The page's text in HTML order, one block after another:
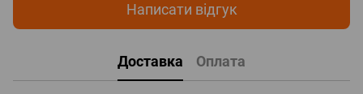
Написати відгук
Доставка Оплата